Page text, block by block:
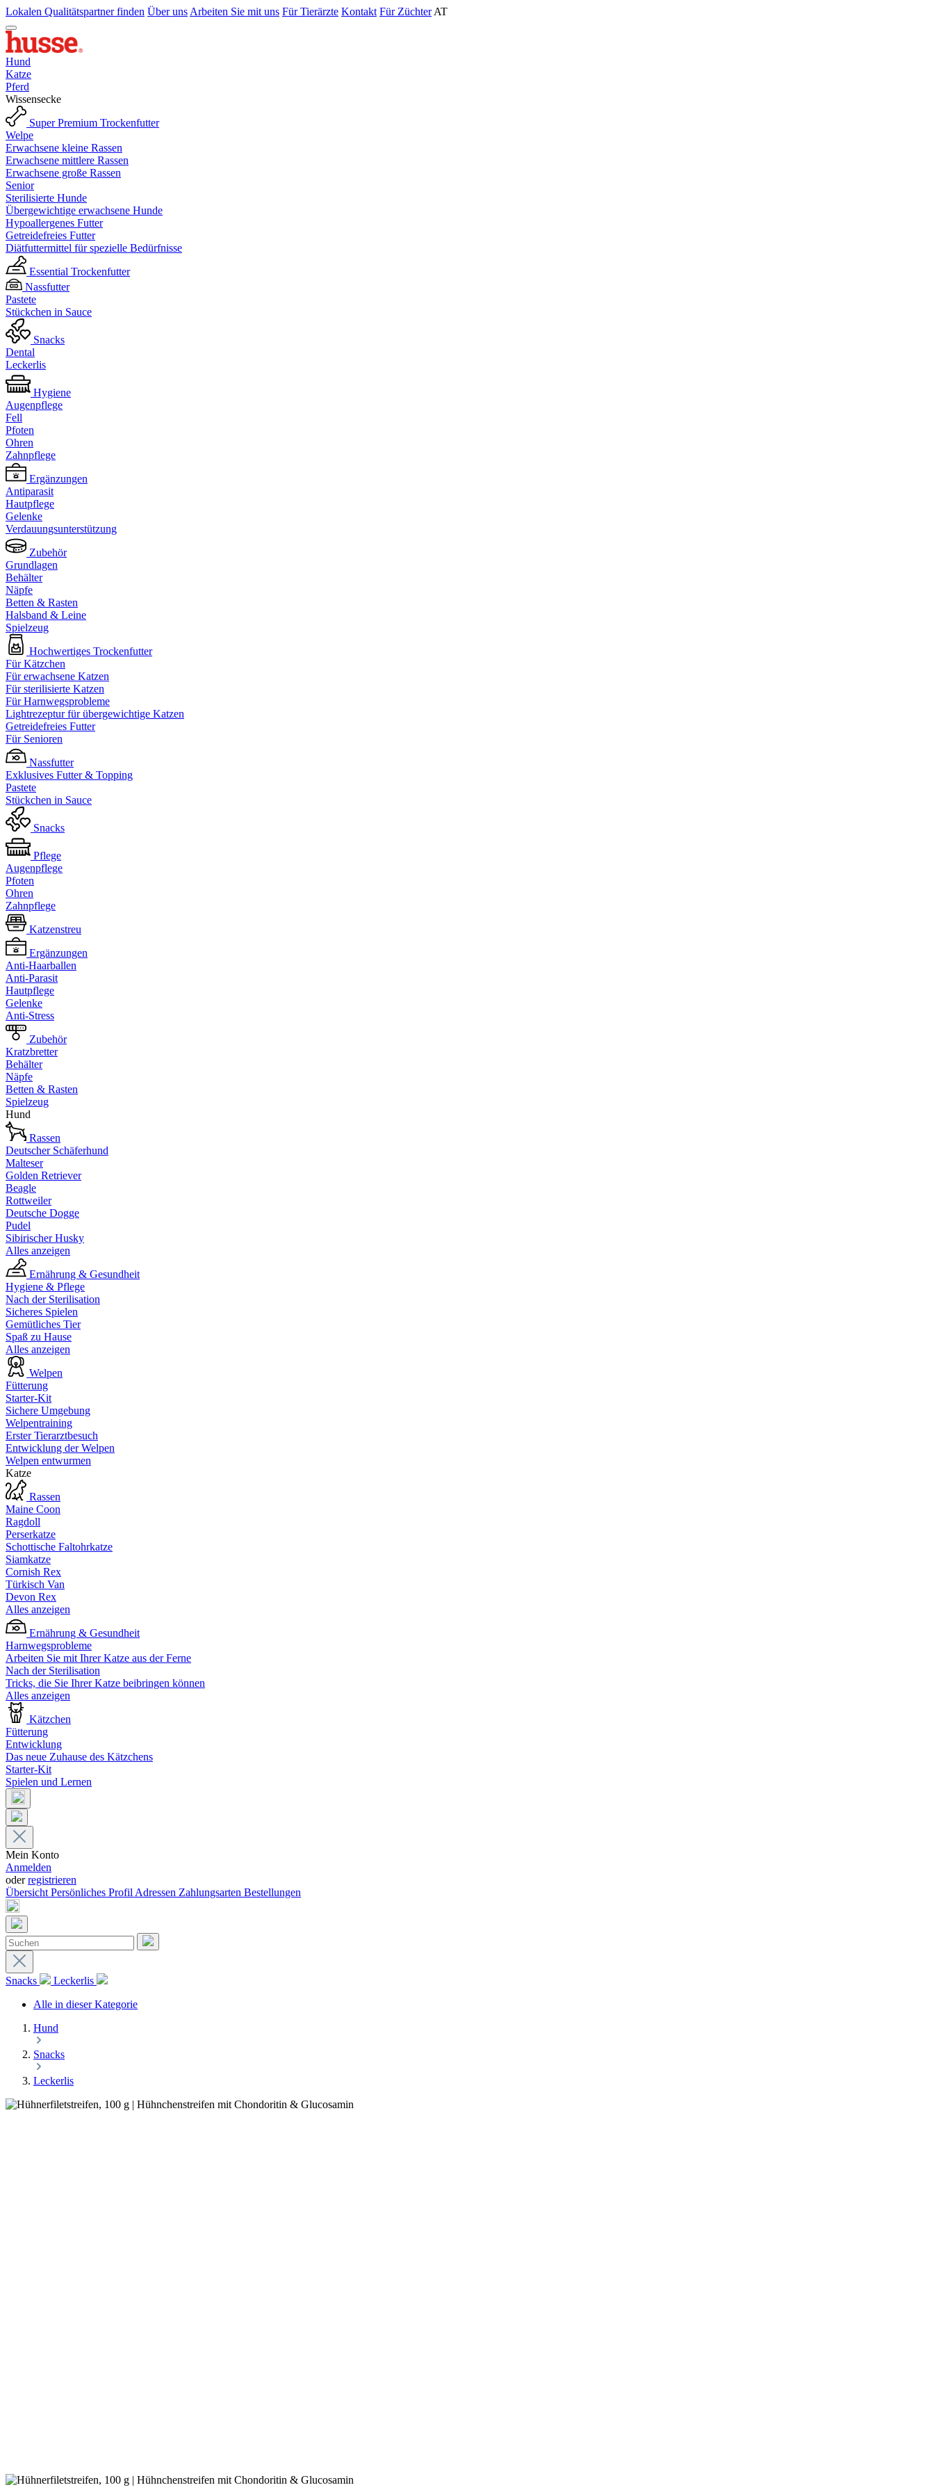
Lokalen Qualitätspartner finden Über uns Arbeiten Sie mit uns Für Tierärzte Kontakt Für Züchter AT
Hund
Katze
Pferd
Wissensecke
Super Premium Trockenfutter
Welpe
Erwachsene kleine Rassen
Erwachsene mittlere Rassen
Erwachsene große Rassen
Senior
Sterilisierte Hunde
Übergewichtige erwachsene Hunde
Hypoallergenes Futter
Getreidefreies Futter
Diätfuttermittel für spezielle Bedürfnisse
Essential Trockenfutter
Nassfutter
Pastete
Stückchen in Sauce
Snacks
Dental
Leckerlis
Hygiene
Augenpflege
Fell
Pfoten
Ohren
Zahnpflege
Ergänzungen
Antiparasit
Hautpflege
Gelenke
Verdauungsunterstützung
Zubehör
Grundlagen
Behälter
Näpfe
Betten & Rasten
Halsband & Leine
Spielzeug
Hochwertiges Trockenfutter
Für Kätzchen
Für erwachsene Katzen
Für sterilisierte Katzen
Für Harnwegsprobleme
Lightrezeptur für übergewichtige Katzen
Getreidefreies Futter
Für Senioren
Nassfutter
Exklusives Futter & Topping
Pastete
Stückchen in Sauce
Snacks
Pflege
Augenpflege
Pfoten
Ohren
Zahnpflege
Katzenstreu
Ergänzungen
Anti-Haarballen
Anti-Parasit
Hautpflege
Gelenke
Anti-Stress
Zubehör
Kratzbretter
Behälter
Näpfe
Betten & Rasten
Spielzeug
Hund
Rassen
Deutscher Schäferhund
Malteser
Golden Retriever
Beagle
Rottweiler
Deutsche Dogge
Pudel
Sibirischer Husky
Alles anzeigen
Ernährung & Gesundheit
Hygiene & Pflege
Nach der Sterilisation
Sicheres Spielen
Gemütliches Tier
Spaß zu Hause
Alles anzeigen
Welpen
Fütterung
Starter-Kit
Sichere Umgebung
Welpentraining
Erster Tierarztbesuch
Entwicklung der Welpen
Welpen entwurmen
Katze
Rassen
Maine Coon
Ragdoll
Perserkatze
Schottische Faltohrkatze
Siamkatze
Cornish Rex
Türkisch Van
Devon Rex
Alles anzeigen
Ernährung & Gesundheit
Harnwegsprobleme
Arbeiten Sie mit Ihrer Katze aus der Ferne
Nach der Sterilisation
Tricks, die Sie Ihrer Katze beibringen können
Alles anzeigen
Kätzchen
Fütterung
Entwicklung
Das neue Zuhause des Kätzchens
Starter-Kit
Spielen und Lernen
Mein Konto
Anmelden
oderregistrieren
Übersicht Persönliches Profil Adressen Zahlungsarten Bestellungen
Snacks
Leckerlis
Alle in dieser Kategorie
Hund
Snacks
Leckerlis